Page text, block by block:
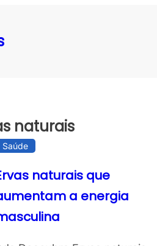
naturais
Saúde
naturais que
a energia